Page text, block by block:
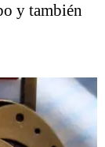
y también